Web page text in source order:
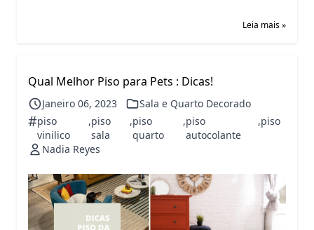
Leia mais »
Qual Melhor Piso para Pets : Dicas!
Janeiro 06, 2023 Sala e Quarto Decorado
#piso
vinilico
,piso
sala
,piso
quarto
,piso
autocolante
,piso
Nadia Reyes